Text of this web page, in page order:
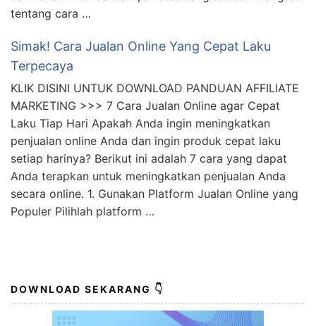
tentang cara …
Simak! Cara Jualan Online Yang Cepat Laku
Terpecaya
KLIK DISINI UNTUK DOWNLOAD PANDUAN AFFILIATE
MARKETING >>> 7 Cara Jualan Online agar Cepat
Laku Tiap Hari Apakah Anda ingin meningkatkan
penjualan online Anda dan ingin produk cepat laku
setiap harinya? Berikut ini adalah 7 cara yang dapat
Anda terapkan untuk meningkatkan penjualan Anda
secara online. 1. Gunakan Platform Jualan Online yang
Populer Pilihlah platform …
DOWNLOAD SEKARANG 👇